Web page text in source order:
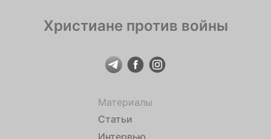
Христиане против войны
Материалы
Статьи
Интервью